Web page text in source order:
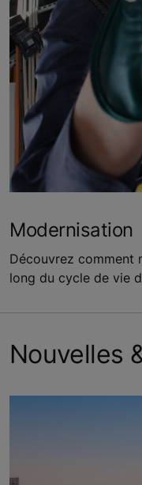
Modernisation
Découvrez comment
long du cycle de vie
Nouvelles